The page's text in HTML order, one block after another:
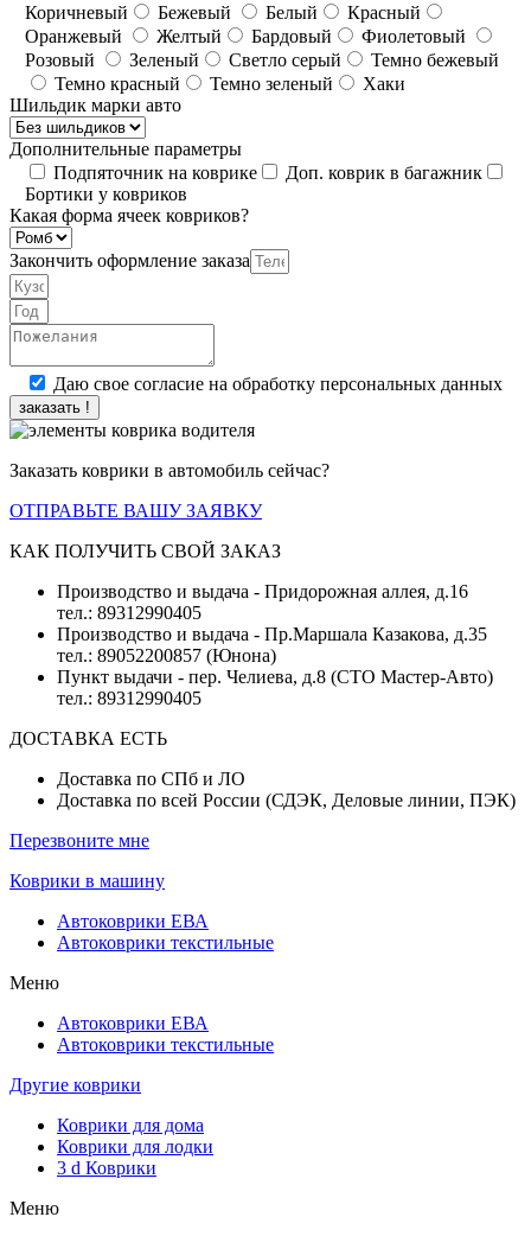
Коричневый
Бежевый Белый
Красный
Оранжевый
Желтый Бардовый
Фиолетовый
Розовый
Зеленый Светло серый
Темно бежевый
Темно красный
Темно зеленый
Хаки
Шильдик марки авто
Дополнительные параметры
Подпяточник на коврике
Доп. коврик в багажник
Бортики у ковриков
Какая форма ячеек ковриков?
Закончить оформление заказа
Даю свое согласие на обработку персональных данных
заказать !
Заказать коврики в автомобиль сейчас?
ОТПРАВЬТЕ ВАШУ ЗАЯВКУ
КАК ПОЛУЧИТЬ СВОЙ ЗАКАЗ
Производство и выдача - Придорожная аллея, д.16
тел.: 89312990405
Производство и выдача - Пр.Маршала Казакова, д.35
тел.: 89052200857 (Юнона)
Пункт выдачи - пер. Челиева, д.8 (СТО Мастер-Авто)
тел.: 89312990405
ДОСТАВКА ЕСТЬ
Доставка по СПб и ЛО
Доставка по всей России (СДЭК, Деловые линии, ПЭК)
Перезвоните мне
Коврики в машину
Автоковрики ЕВА
Автоковрики текстильные
Меню
Автоковрики ЕВА
Автоковрики текстильные
Другие коврики
Коврики для дома
Коврики для лодки
3 d Коврики
Меню